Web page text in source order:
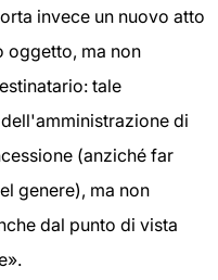
invece un nuovo atto
oggetto, ma non
tale
di
(anziché far
genere), ma non
dal punto di vista